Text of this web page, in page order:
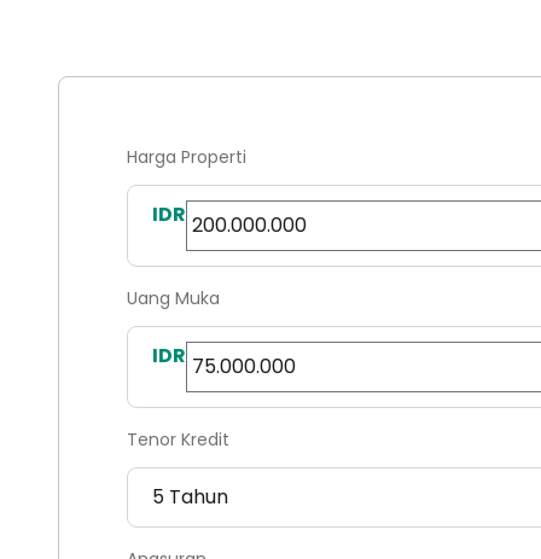
Harga Properti
IDR
Uang Muka
IDR
Tenor Kredit